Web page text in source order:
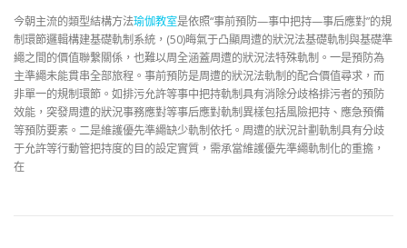
今朝主流的類型結構方法瑜伽教室是依照“事前預防—事中把持—事后應對”的規
制環節邏輯構建基礎軌制系統，(50)晦氣于凸顯周遭的狀況法基礎軌制與基礎準
繩之間的價值聯繫關係，也難以周全涵蓋周遭的狀況法特殊軌制。一是預防為
主準繩未能貫串全部旅程。事前預防是周遭的狀況法軌制的配合價值尋求，而
非單一的規制環節。如排污允許等事中把持軌制具有消除分歧格排污者的預防
效能，突發周遭的狀況事務應對等事后應對軌制異樣包括風險把持、應急預備
等預防要素。二是維護優先準繩缺少軌制依托。周遭的狀況計劃軌制具有分歧
于允許等行動管把持度的目的設定實質，需承當維護優先準繩軌制化的重擔，
在